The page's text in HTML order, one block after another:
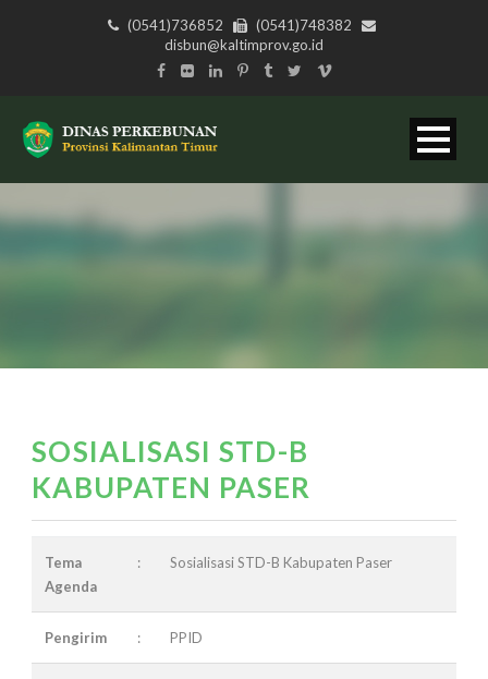
(0541)736852
(0541)748382
disbun@kaltimprov.go.id
SOSIALISASI STD-B
KABUPATEN PASER
Tema
Agenda
: Sosialisasi STD-B Kabupaten Paser
Pengirim : PPID